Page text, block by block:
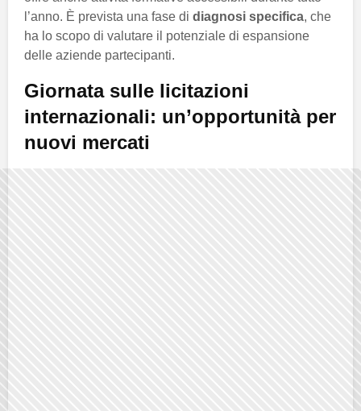
l’anno. È prevista una fase di diagnosi specifica, che
ha lo scopo di valutare il potenziale di espansione
delle aziende partecipanti.
Giornata sulle licitazioni
internazionali: un’opportunità per
nuovi mercati